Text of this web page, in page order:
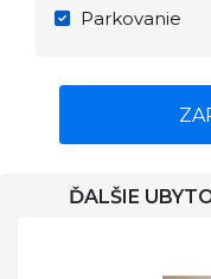
Parkovanie
ĎALŠIE